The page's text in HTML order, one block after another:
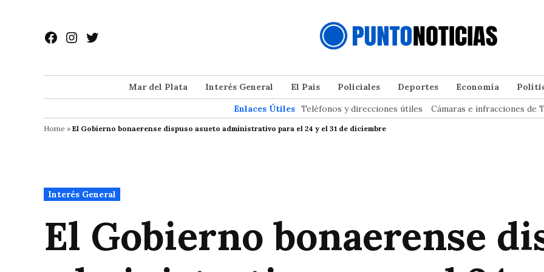
contenido
Facebook
Instagram
Twitter
Mar del Plata Interés General El País Policiales Deportes Economía
Enlaces Útiles Teléfonos y direcciones útiles Cámaras e infracciones de
Home » El Gobierno bonaerense dispuso asueto administrativo para el 24 y el 31 de diciembre
Publicado
en
Interés General
El Gobierno bonaerense